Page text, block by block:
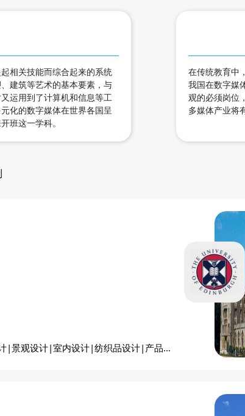
相关技能而综合起来的系统
建筑等艺术的基本要素，与
运用到了计算机和信息等工
化的数字媒体在世界各国呈
班这一学科。
在传统教育中
我国在数字媒
观的必须岗位
多媒体产业将
|景观设计|室内设计|纺织品设计|产品设